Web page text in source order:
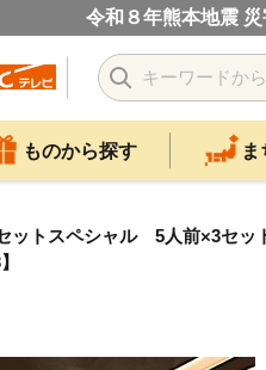
令和８年熊本地震
ものから探す
ットスペシャル 5人前×3